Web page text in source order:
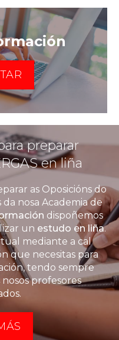
preparar
en liña
as Oposicións do
da nosa Academia de
dispoñemos
un estudo en liña.
mediante a cal
que necesitas para
tendo sempre
profesores